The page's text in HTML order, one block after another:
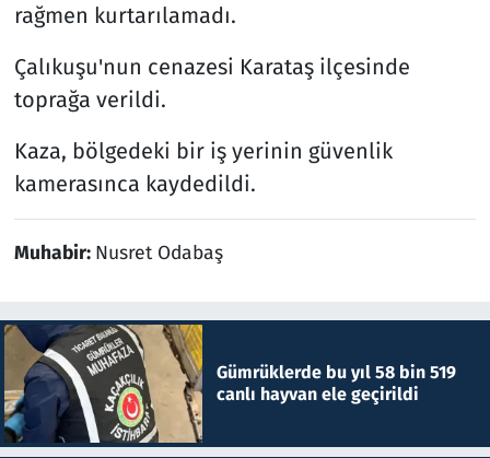
rağmen kurtarılamadı.
Çalıkuşu'nun cenazesi Karataş ilçesinde
toprağa verildi.
Kaza, bölgedeki bir iş yerinin güvenlik
kamerasınca kaydedildi.
Muhabir: Nusret Odabaş
Gümrüklerde bu yıl 58 bin 519
canlı hayvan ele geçirildi